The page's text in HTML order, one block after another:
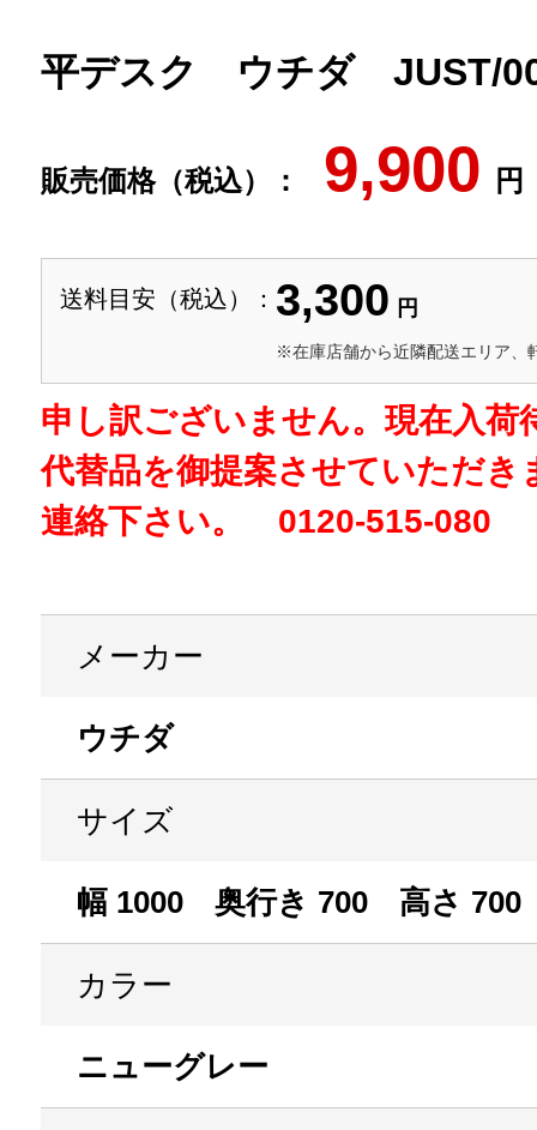
平デスク ウチダ JUST/
販売価格（税込）： 9,900 円
送料目安（税込）： 3,300 円
※在庫店舗から近隣配送エリア、
申し訳ございません。現在入荷
代替品を御提案させていただき
連絡下さい。 0120-515-080
メーカー
ウチダ
サイズ
幅 1000 奥行き 700 高さ 700
カラー
ニューグレー